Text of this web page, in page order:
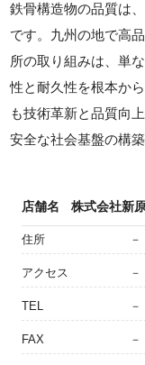
鉄骨構造物の品質は
です。九州の地で高
所の取り組みは、単
性と耐久性を根本か
も技術革新と品質向
安全な社会基盤の構
店舗名 株式会社新
住所 －
アクセス －
TEL －
FAX －